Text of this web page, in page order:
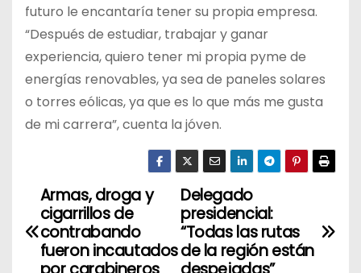
futuro le encantaría tener su propia empresa.
“Después de estudiar, trabajar y ganar
experiencia, quiero tener mi propia pyme de
energías renovables, ya sea de paneles solares
o torres eólicas, ya que es lo que más me gusta
de mi carrera”, cuenta la jóven.
N
a
Delegado
presidencial:
“Todas las rutas
de la región están
Armas, droga y
cigarrillos de
contrabando
fueron incautados